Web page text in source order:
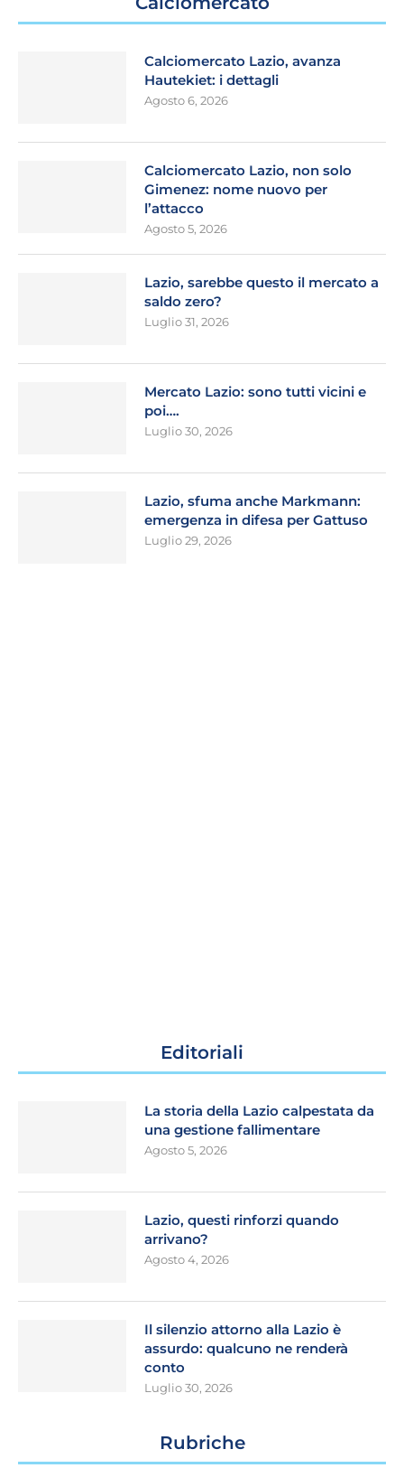
Calciomercato Lazio, avanza
Hautekiet: i dettagli
Agosto 6, 2026
Calciomercato Lazio, non solo
Gimenez: nome nuovo per
l’attacco
Agosto 5, 2026
Lazio, sarebbe questo il mercato a
saldo zero?
Luglio 31, 2026
Mercato Lazio: sono tutti vicini e
poi….
Luglio 30, 2026
Lazio, sfuma anche Markmann:
emergenza in difesa per Gattuso
Luglio 29, 2026
Editoriali
La storia della Lazio calpestata da
una gestione fallimentare
Agosto 5, 2026
Lazio, questi rinforzi quando
arrivano?
Agosto 4, 2026
Il silenzio attorno alla Lazio è
assurdo: qualcuno ne renderà
conto
Luglio 30, 2026
Rubriche